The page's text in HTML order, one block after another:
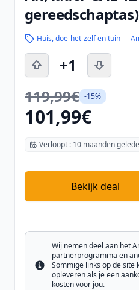
gereedschaptas)
Huis, doe-het-zelf en tuin
+1
119,99€ -15%
101,99€
Verloopt : 10 maanden
Bekijk deal
Info
Wij nemen deel aan het
partnerprogramma en
Sommige links op de site
opleveren als je een
kosten voor jou.